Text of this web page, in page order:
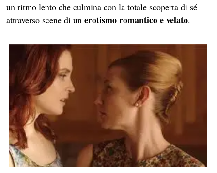
un ritmo lento che culmina con la totale scoperta di sé
attraverso scene di unerotismo romantico e velato.